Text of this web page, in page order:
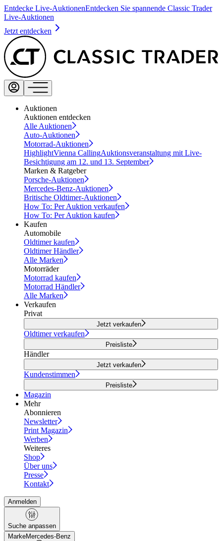
Entdecke Live-AuktionenEntdecken Sie spannende Classic Trader
Live-Auktionen
Jetzt entdecken
Auktionen
Auktionen entdecken
Alle Auktionen
Auto-Auktionen
Motorrad-Auktionen
HighlightVienna CallingAuktionsveranstaltung mit Live-
Besichtigung am 12. und 13. September
Marken & Ratgeber
Porsche-Auktionen
Mercedes-Benz-Auktionen
Britische Oldtimer-Auktionen
How To: Per Auktion verkaufen
How To: Per Auktion kaufen
Kaufen
Automobile
Oldtimer kaufen
Oldtimer Händler
Alle Marken
Motorräder
Motorrad kaufen
Motorrad Händler
Alle Marken
Verkaufen
Privat
Jetzt verkaufen
Oldtimer verkaufen
Preisliste
Händler
Jetzt verkaufen
Kundenstimmen
Preisliste
Magazin
Mehr
Abonnieren
Newsletter
Print Magazin
Werben
Weiteres
Shop
Über uns
Presse
Kontakt
Anmelden
Suche anpassen
MarkeMercedes-Benz